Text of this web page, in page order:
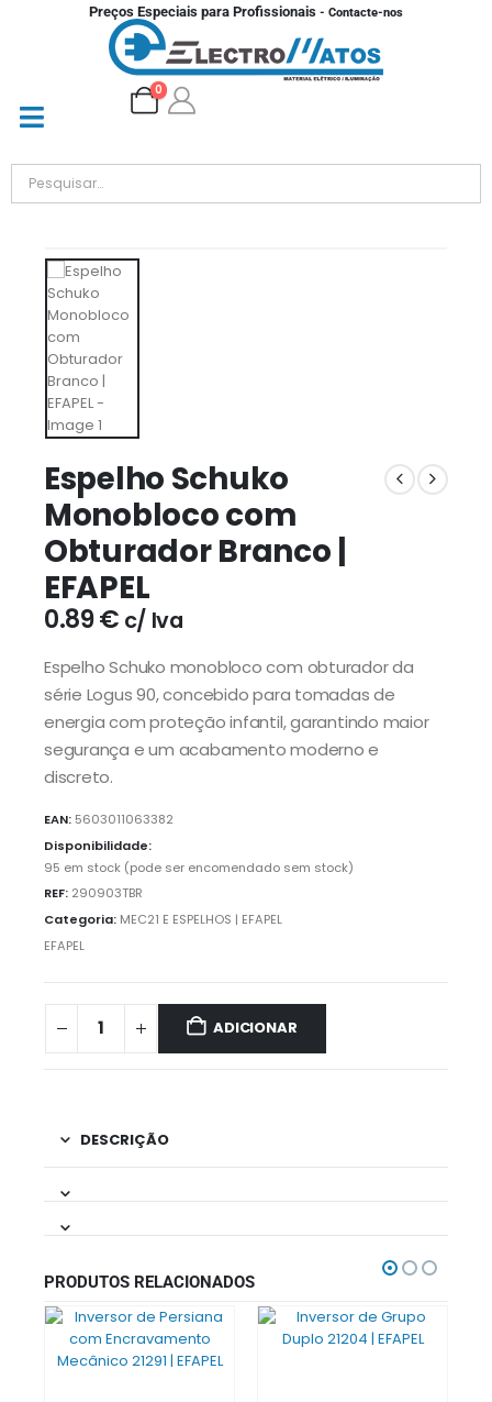
Preços Especiais para Profissionais - Contacte-nos
0
Espelho Schuko
Monobloco com
Obturador Branco |
EFAPEL
0.89€ c/ Iva
Espelho Schuko monobloco com obturador da
série Logus 90, concebido para tomadas de
energia com proteção infantil, garantindo maior
segurança e um acabamento moderno e
discreto.
EAN: 5603011063382
Disponibilidade:
95 em stock (pode ser encomendado sem stock)
REF: 290903TBR
Categoria: MEC21 E ESPELHOS | EFAPEL
EFAPEL
ADICIONAR
DESCRIÇÃO
PRODUTOS RELACIONADOS